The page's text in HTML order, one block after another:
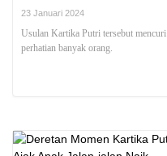
23 Januari 2024
Usulan Kartika Putri tersebut mencuri
perhatian banyak orang.